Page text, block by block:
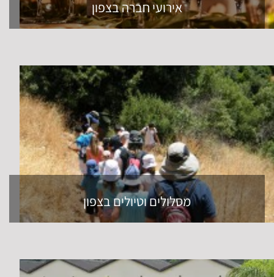
אירועי חברה בצפון
מסלולים וטיולים בצפון